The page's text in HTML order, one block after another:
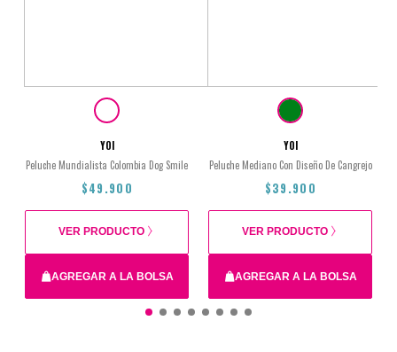
Total
YOI
Peluche Mundialista Colombia Dog Smile
$49.900
AGREGAR A LA BOLSA
VER PRODUCTO
YOI
Peluche Mediano Con Diseño De Cangrejo
$39.900
AGREGAR A LA BOLSA
VER PRODUCTO